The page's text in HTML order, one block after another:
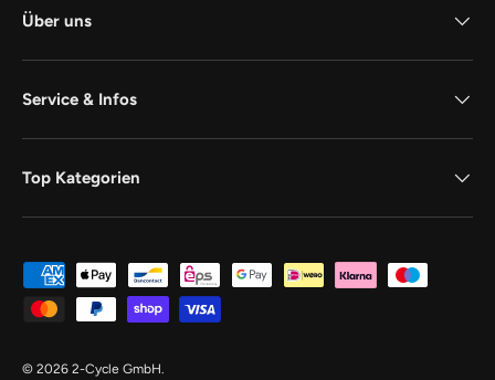
Über uns
Service & Infos
Top Kategorien
Zahlungsmethoden
© 2026 2-Cycle GmbH.